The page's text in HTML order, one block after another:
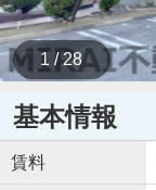
1 / 28
基本情報
賃料